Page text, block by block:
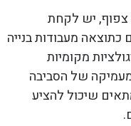
צפוף, יש לקחת
כתוצאה מעבודות בנייה
מקומיות
של הסביבה
שיכול להציע